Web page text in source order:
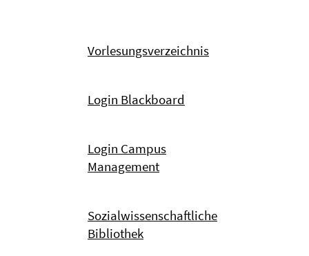
Vorlesungsverzeichnis
Login Blackboard
Login Campus
Management
Sozialwissenschaftliche
Bibliothek